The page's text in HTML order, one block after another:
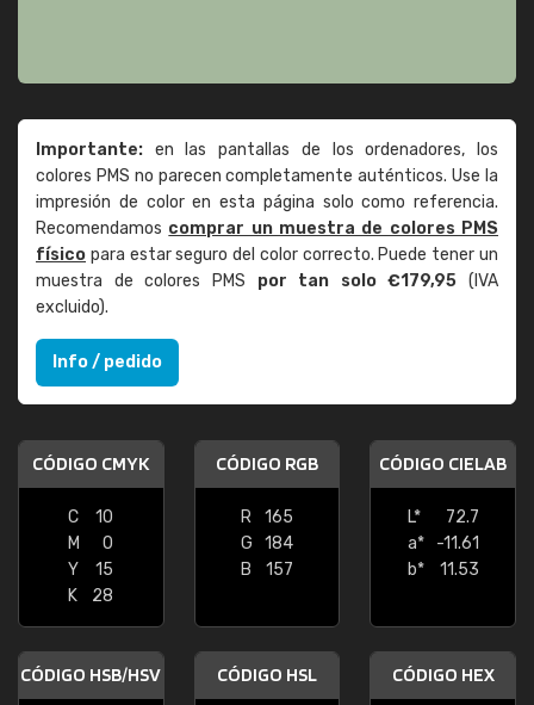
Importante: en las pantallas de los ordenadores, los
colores PMS no parecen completamente auténticos. Use la
impresión de color en esta página solo como referencia.
Recomendamos comprar un muestra de colores PMS
físico para estar seguro del color correcto. Puede tener un
muestra de colores PMS por tan solo €179,95 (IVA
excluido).
Info / pedido
CÓDIGO CMYK
C
10
M
0
Y
15
K
28
CÓDIGO RGB
R
165
G
184
B
157
CÓDIGO CIELAB
L*
72.7
a*
-11.61
b*
11.53
CÓDIGO HSB/HSV CÓDIGO HSL CÓDIGO HEX